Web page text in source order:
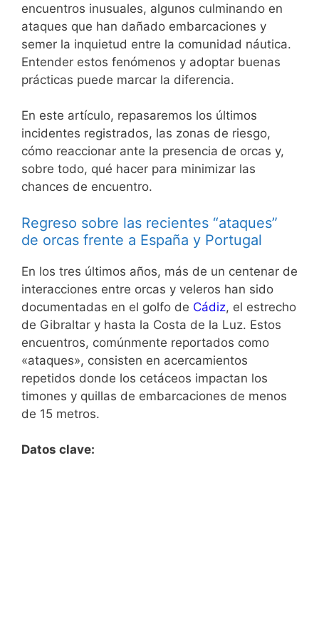
encuentros inusuales, algunos culminando en
ataques que han dañado embarcaciones y
semer la inquietud entre la comunidad náutica.
Entender estos fenómenos y adoptar buenas
prácticas puede marcar la diferencia.
En este artículo, repasaremos los últimos
incidentes registrados, las zonas de riesgo,
cómo reaccionar ante la presencia de orcas y,
sobre todo, qué hacer para minimizar las
chances de encuentro.
Regreso sobre las recientes “ataques”
de orcas frente a España y Portugal
En los tres últimos años, más de un centenar de
interacciones entre orcas y veleros han sido
documentadas en el golfo de Cádiz, el estrecho
de Gibraltar y hasta la Costa de la Luz. Estos
encuentros, comúnmente reportados como
«ataques», consisten en acercamientos
repetidos donde los cetáceos impactan los
timones y quillas de embarcaciones de menos
de 15 metros.
Datos clave: